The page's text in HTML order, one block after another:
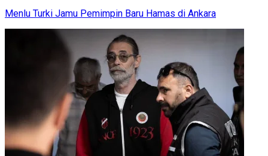
Menlu Turki Jamu Pemimpin Baru Hamas di Ankara